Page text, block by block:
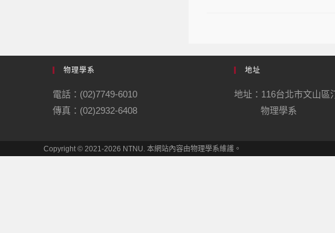
物理學系
電話：(02)7749-6010
傳真：(02)2932-6408
地址
地址：116台北市文山區
物理學系
Copyright © 2021-2026 NTNU. 本網站內容由物理學系維護。